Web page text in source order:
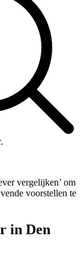
vergelijken’ om
voorstellen te
in Den